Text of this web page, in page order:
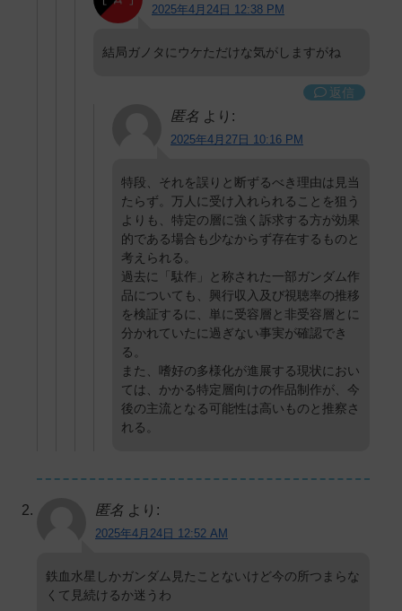
2025年4月24日 12:38 PM
結局ガノタにウケただけな気がしますがね
返信
匿名 より:
2025年4月27日 10:16 PM
特段、それを誤りと断ずるべき理由は見当
たらず。万人に受け入れられることを狙う
よりも、特定の層に強く訴求する方が効果
的である場合も少なからず存在するものと
考えられる。
過去に「駄作」と称された一部ガンダム作
品についても、興行収入及び視聴率の推移
を検証するに、単に受容層と非受容層とに
分かれていたに過ぎない事実が確認でき
る。
また、嗜好の多様化が進展する現状におい
ては、かかる特定層向けの作品制作が、今
後の主流となる可能性は高いものと推察さ
れる。
匿名 より:
2025年4月24日 12:52 AM
鉄血水星しかガンダム見たことないけど今の所つまらな
くて見続けるか迷うわ